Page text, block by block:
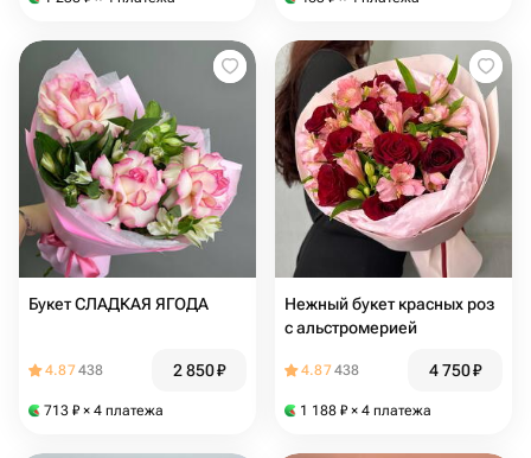
Букет СЛАДКАЯ ЯГОДА
4.87438 2 850₽
713 ₽ × 4 платежа
Нежный букет красных роз
с альстромерией
4.87438 4 750₽
1 188 ₽ × 4 платежа